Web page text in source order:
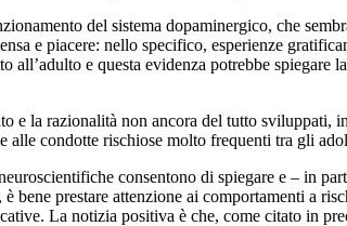
del sistema dopaminergico, che
e piacere: nello specifico, esperienze
all’adulto e questa evidenza potrebbe
e la razionalità non ancora del tutto
alle condotte rischiose molto frequenti tra gli
consentono di spiegare e – in
bene prestare attenzione ai comportamenti a
La notizia positiva è che, come citato in